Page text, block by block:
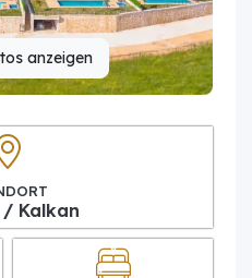
anzeigen
/ Kalkan